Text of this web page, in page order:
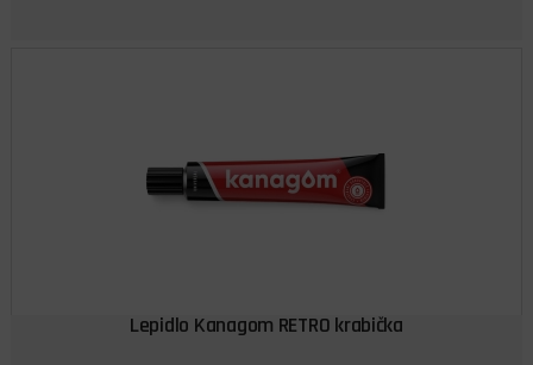
Lepidlo Kanagom RETRO krabička